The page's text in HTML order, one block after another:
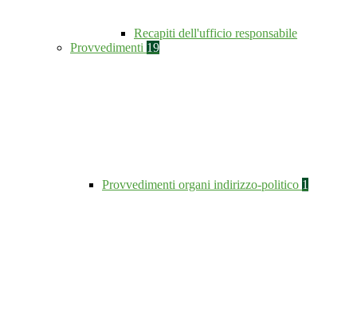
Recapiti dell'ufficio responsabile
Provvedimenti 19
Provvedimenti organi indirizzo-politico 1